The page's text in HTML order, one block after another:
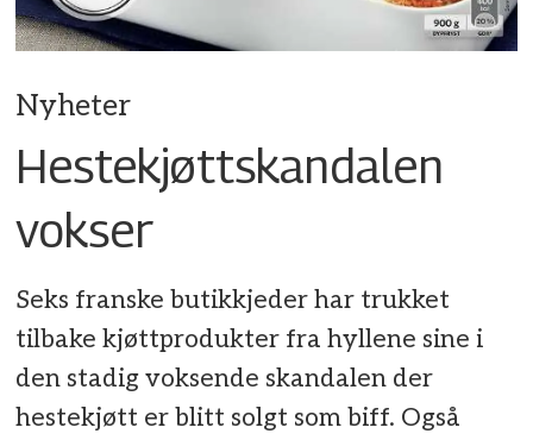
Nyheter
Hestekjøttskandalen
vokser
Seks franske butikkjeder har trukket
tilbake kjøttprodukter fra hyllene sine i
den stadig voksende skandalen der
hestekjøtt er blitt solgt som biff. Også